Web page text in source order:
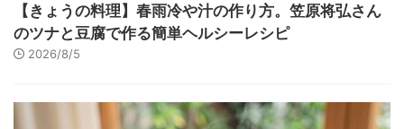
【きょうの料理】春雨冷や汁の作り方。笠原将弘さん
のツナと豆腐で作る簡単ヘルシーレシピ
2026/8/5